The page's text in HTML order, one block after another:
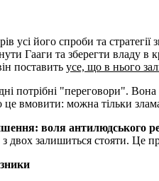
усі його спроби та
Гааги тa зберегти владу в
поставить усе, що в нього
потрібні "переговори".
вмовити: можна тільки
воля антилюдського
двох залишиться стояти. Це